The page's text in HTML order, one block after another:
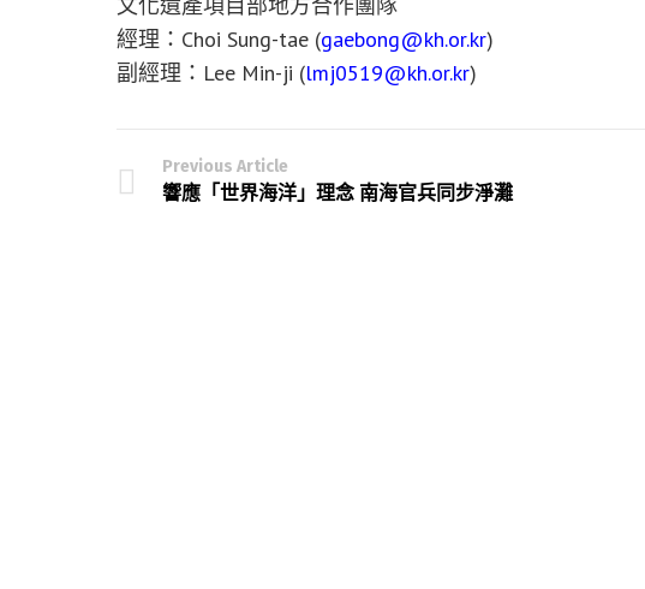
經理：Choi Sung-tae (gaebong@kh.or.kr)
副經理：Lee Min-ji (lmj0519@kh.or.kr)
Previous Article
響應「世界海洋」理念 南海官兵同步淨灘